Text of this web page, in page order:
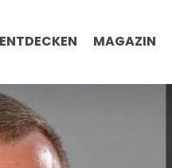
ENTDECKEN MAGAZIN